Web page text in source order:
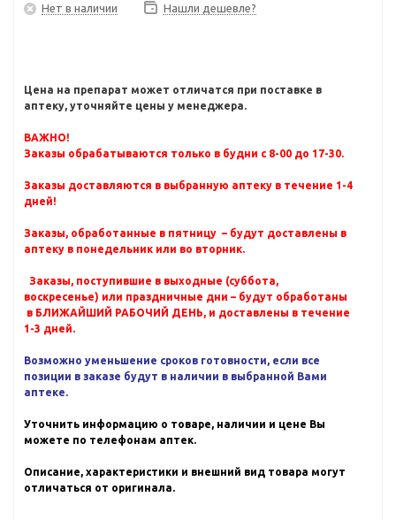
Нет в наличии Нашли дешевле?
Цена на препарат может отличатся при поставке в
аптеку, уточняйте цены у менеджера.
ВАЖНО!
Заказы обрабатываются только в будни с 8-00 до 17-30.
Заказы доставляются в выбранную аптеку в течение 1-4
дней!
Заказы, обработанные в пятницу – будут доставлены в
аптеку в понедельник или во вторник.
Заказы, поступившие в выходные (суббота,
воскресенье) или праздничные дни – будут обработаны
в БЛИЖАЙШИЙ РАБОЧИЙ ДЕНЬ, и доставлены в течение
1-3 дней.
Возможно уменьшение сроков готовности, если все
позиции в заказе будут в наличии в выбранной Вами
аптеке.
Уточнить информацию о товаре, наличии и цене Вы
можете по телефонам аптек.
Описание, характеристики и внешний вид товара могут
отличаться от оригинала.